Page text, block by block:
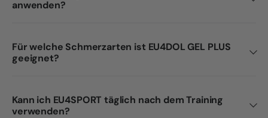
anwenden?
Für welche Schmerzarten ist EU4DOL GEL PLUS
geeignet?
Kann ich EU4SPORT täglich nach dem Training
verwenden?